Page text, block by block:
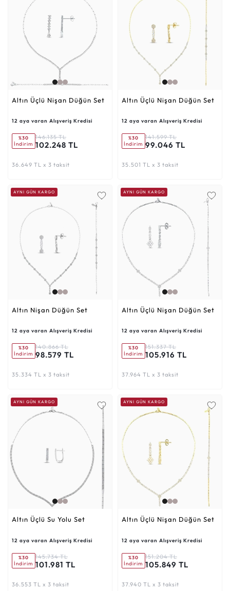
Altın Üçlü Nişan Düğün Set
12 aya varan Alışveriş Kredisi
%30
İndirim
146.135 TL
102.248 TL
36.649 TL x 3 taksit
Altın Üçlü Nişan Düğün Set
12 aya varan Alışveriş Kredisi
%30
İndirim
141.599 TL
99.046 TL
35.501 TL x 3 taksit
AYNI GÜN KARGO
Altın Nişan Düğün Set
12 aya varan Alışveriş Kredisi
%30
İndirim
140.866 TL
98.579 TL
35.334 TL x 3 taksit
AYNI GÜN KARGO
Altın Üçlü Nişan Düğün Set
12 aya varan Alışveriş Kredisi
%30
İndirim
151.337 TL
105.916 TL
37.964 TL x 3 taksit
AYNI GÜN KARGO
Altın Üçlü Su Yolu Set
12 aya varan Alışveriş Kredisi
%30
İndirim
145.734 TL
101.981 TL
36.553 TL x 3 taksit
AYNI GÜN KARGO
Altın Üçlü Nişan Düğün Set
12 aya varan Alışveriş Kredisi
%30
İndirim
151.204 TL
105.849 TL
37.940 TL x 3 taksit